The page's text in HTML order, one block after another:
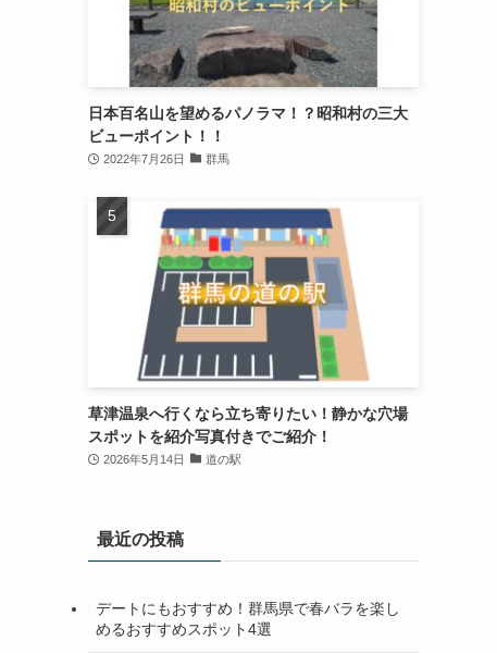
日本百名山を望めるパノラマ！？昭和村の三大
ビューポイント！！
2022年7月26日 群馬
草津温泉へ行くなら立ち寄りたい！静かな穴場
スポットを紹介写真付きでご紹介！
2026年5月14日 道の駅
最近の投稿
デートにもおすすめ！群馬県で春バラを楽し
めるおすすめスポット4選